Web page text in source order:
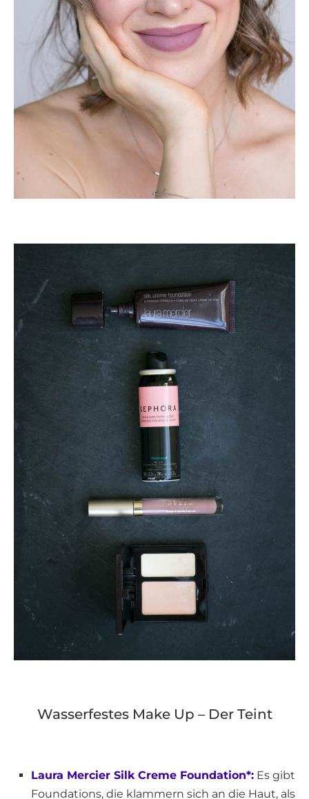
Wasserfestes Make Up – Der Teint
Laura Mercier Silk Creme Foundation*: Es gibt
Foundations, die klammern sich an die Haut, als